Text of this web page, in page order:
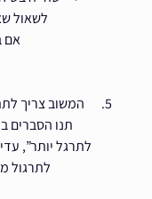
לשאול
אם
המשוב צריך
תנו הסברים
לתרגל יותר”,
לתרגול